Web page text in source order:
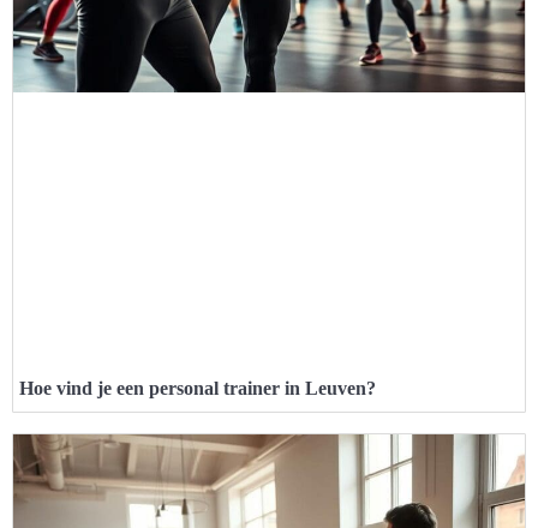
Hoe vind je een personal trainer in Leuven?